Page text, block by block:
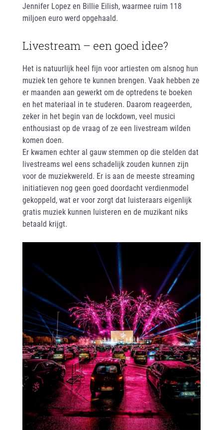
Jennifer Lopez en Billie Eilish, waarmee ruim 118
miljoen euro werd opgehaald.
Livestream – een goed idee?
Het is natuurlijk heel fijn voor artiesten om alsnog hun
muziek ten gehore te kunnen brengen. Vaak hebben ze
er maanden aan gewerkt om de optredens te boeken
en het materiaal in te studeren. Daarom reageerden,
zeker in het begin van de lockdown, veel musici
enthousiast op de vraag of ze een livestream wilden
komen doen.
Er kwamen echter al gauw stemmen op die stelden dat
livestreams wel eens schadelijk zouden kunnen zijn
voor de muziekwereld. Er is aan de meeste streaming
initiatieven nog geen goed doordacht verdienmodel
gekoppeld, wat er voor zorgt dat luisteraars eigenlijk
gratis muziek kunnen luisteren en de muzikant niks
betaald krijgt.